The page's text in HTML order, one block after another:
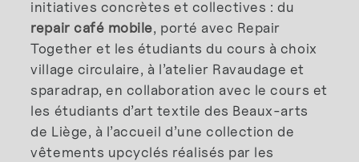
initiatives concrètes et collectives : du
repair café mobile, porté avec Repair
Together et les étudiants du cours à choix
village circulaire, à l’atelier Ravaudage et
sparadrap, en collaboration avec le cours et
les étudiants d’art textile des Beaux-arts
de Liège, à l’accueil d’une collection de
vêtements upcyclés réalisés par les